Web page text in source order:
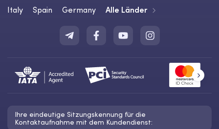
Italy
Spain Germany Alle Länder
Ihre eindeutige Sitzungskennung für die
Kontaktaufnahme mit dem Kundendienst: